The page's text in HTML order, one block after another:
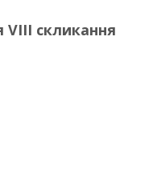
VІІI скликання